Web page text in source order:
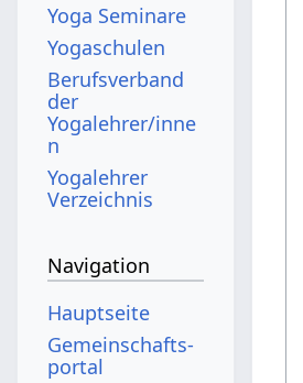
Yoga Seminare
Yogaschulen
Berufsverband
der
Yogalehrer/inne
n
Yogalehrer
Verzeichnis
Navigation
Hauptseite
Gemeinschafts­
portal